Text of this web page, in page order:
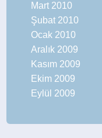
Mart 2010
Şubat 2010
Ocak 2010
Aralık 2009
Kasım 2009
Ekim 2009
Eylül 2009